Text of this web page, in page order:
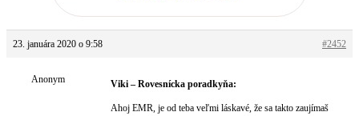
23. januára 2020 o 9:58 #2452
Anonym Viki – Rovesnícka poradkyňa:
Ahoj EMR, je od teba veľmi láskavé, že sa takto zaujímaš